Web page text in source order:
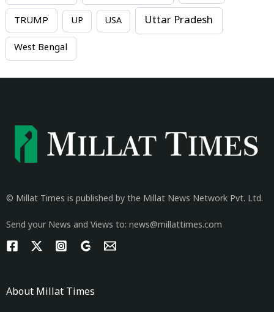
TRUMP UP USA Uttar Pradesh
West Bengal
© Millat Times is published by the Millat News Network Pvt. Ltd.
Send your News and Views to: news@millattimes.com
About Millat Times